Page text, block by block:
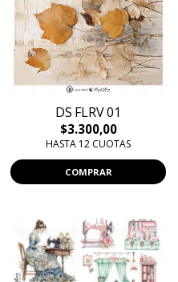
DS FLRV 01
$3.300,00
HASTA 12 CUOTAS
COMPRAR